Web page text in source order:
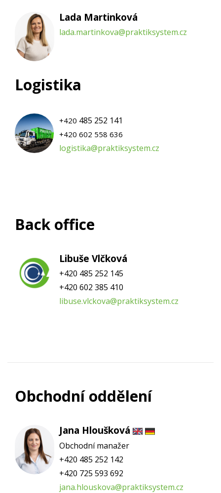
Lada Martinková
lada.martinkova@praktiksystem.cz
Logistika
+420 485 252 141
+420 602 558 636
logistika@praktiksystem.cz
Back office
Libuše Vlčková
+420 485 252 145
+420 602 385 410
libuse.vlckova@praktiksystem.cz
Obchodní oddělení
Jana Hloušková
Obchodní manažer
+420 485 252 142
+420 725 593 692
jana.hlouskova@praktiksystem.cz